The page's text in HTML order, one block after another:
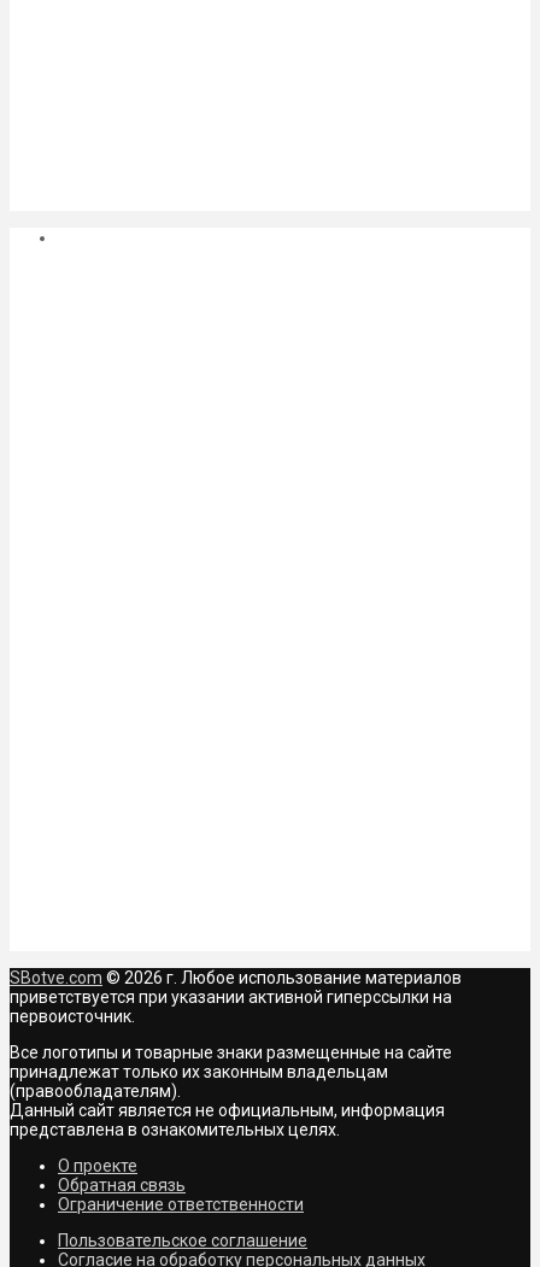
SBotve.com © 2026 г. Любое использование материалов
приветствуется при указании активной гиперссылки на
первоисточник.
Все логотипы и товарные знаки размещенные на сайте
принадлежат только их законным владельцам
(правообладателям).
Данный сайт является не официальным, информация
представлена в ознакомительных целях.
О проекте
Обратная связь
Ограничение ответственности
Пользовательское соглашение
Согласие на обработку персональных данных